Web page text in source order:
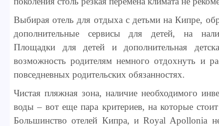
Выбирая отель для отдыха с детьми на Кипре,
дополнительные сервисы для детей, на
Площадки для детей и дополнительная
возможность родителям немного отдохнуть и
повседневных родительских обязанностях.
Чистая пляжная зона, наличие необходимого
воды – вот еще пара критериев, на которые
Большинство отелей Кипра, и Royal Apollonia